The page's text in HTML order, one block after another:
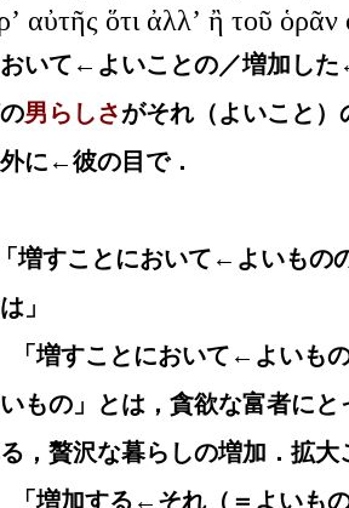
αὐτῆς ὅτι ἀλλʼ ἢ τοῦ
いて←よいことの／増加し
男らしさがそれ（よいこと
に←彼の目で．
増すことにおいて←よいも
」
「増すことにおいて←よいも
もの」とは，貪欲な富者にと
，贅沢な暮らしの増加．拡
「増加する←それ（＝よいも